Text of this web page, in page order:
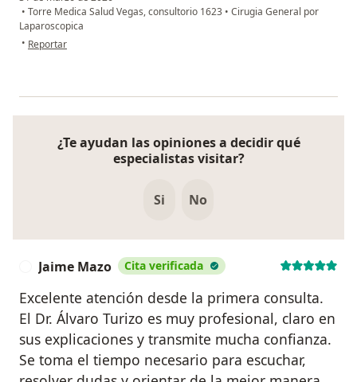
• Torre Medica Salud Vegas, consultorio 1623 • Cirugia General por
Laparoscopica
• en opinión del usuario Mariana Vásquez
Reportar
¿Te ayudan las opiniones a decidir qué
especialistas visitar?
Si No
Jaime Mazo Cita verificada
Excelente atención desde la primera consulta.
El Dr. Álvaro Turizo es muy profesional, claro en
sus explicaciones y transmite mucha confianza.
Se toma el tiempo necesario para escuchar,